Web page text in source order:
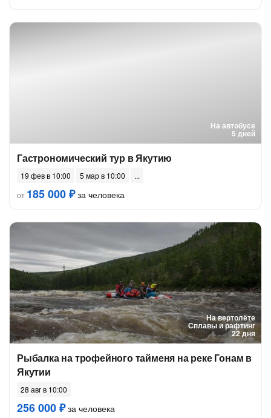
На автобусе
5 дней
Гастрономический тур в Якутию
19 фев в 10:00
5 мар в 10:00
от 185 000 ₽за человека
На вертолёте
Сплавы и рафтинг
22 дня
Рыбалка на трофейного тайменя на реке Гонам в
Якутии
28 авг в 10:00
256 000 ₽за человека